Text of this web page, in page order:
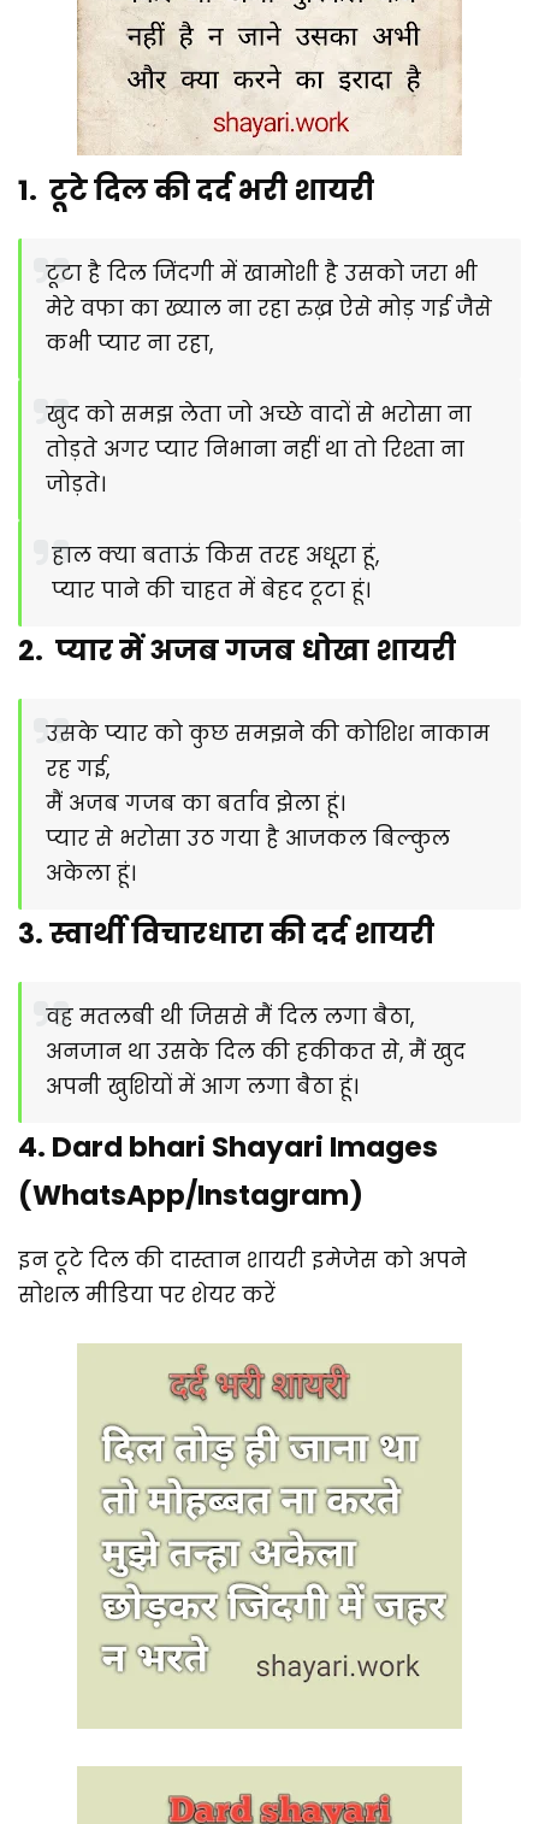
1. टूटे दिल की दर्द भरी शायरी
टूटा है दिल जिंदगी में खामोशी है उसको जरा भी
मेरे वफा का ख्याल ना रहा रुख़ ऐसे मोड़ गई जैसे
कभी प्यार ना रहा,
खुद को समझ लेता जो अच्छे वादों से भरोसा ना
तोड़ते अगर प्यार निभाना नहीं था तो रिश्ता ना
जोड़ते।
हाल क्या बताऊं किस तरह अधूरा हूं,
प्यार पाने की चाहत में बेहद टूटा हूं।
2. प्यार में अजब गजब धोखा शायरी
उसके प्यार को कुछ समझने की कोशिश नाकाम
रह गई,
मैं अजब गजब का बर्ताव झेला हूं।
प्यार से भरोसा उठ गया है आजकल बिल्कुल
अकेला हूं।
3. स्वार्थी विचारधारा की दर्द शायरी
वह मतलबी थी जिससे मैं दिल लगा बैठा,
अनजान था उसके दिल की हकीकत से, मैं खुद
अपनी खुशियों में आग लगा बैठा हूं।
4. Dard bhari Shayari Images
(WhatsApp/Instagram)
इन टूटे दिल की दास्तान शायरी इमेजेस को अपने
सोशल मीडिया पर शेयर करें